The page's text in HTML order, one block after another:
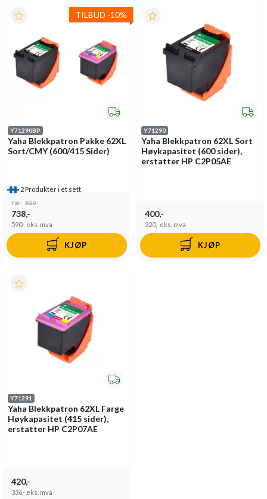
TILBUD -10%
Y71290BP
Yaha Blekkpatron Pakke 62XL
Sort/CMY (600/415 Sider)
2 Produkter i et sett
Før: 820
738,-
590,- eks. mva
KJØP
Y71290
Yaha Blekkpatron 62XL Sort
Høykapasitet (600 sider),
erstatter HP C2P05AE
400,-
320,- eks. mva
KJØP
Y71291
Yaha Blekkpatron 62XL Farge
Høykapasitet (415 sider),
erstatter HP C2P07AE
420,-
336,- eks. mva